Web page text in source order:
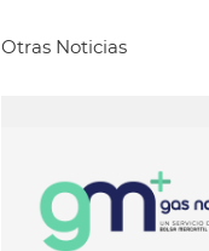
Otras Noticias